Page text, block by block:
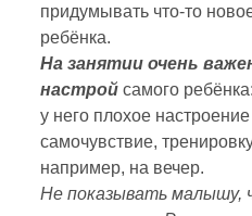
придумывать что-то
ребёнка.
На занятии очень
настрой самого
у него плохое
самочувствие,
например, на вечер.
Не показывать малышу,